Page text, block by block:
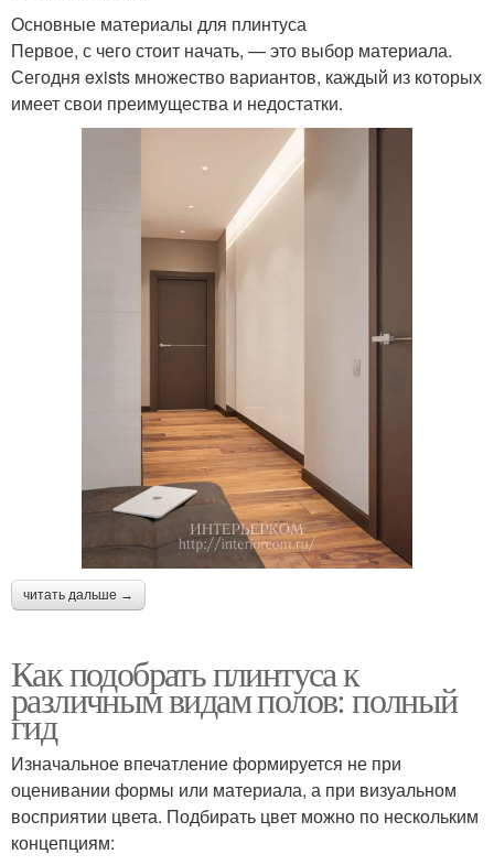
Основные материалы для плинтуса
Первое, с чего стоит начать, — это выбор материала.
Сегодня exists множество вариантов, каждый из которых
имеет свои преимущества и недостатки.
читать дальше →
Как подобрать плинтуса к
различным видам полов: полный
гид
Изначальное впечатление формируется не при
оценивании формы или материала, а при визуальном
восприятии цвета. Подбирать цвет можно по нескольким
концепциям: